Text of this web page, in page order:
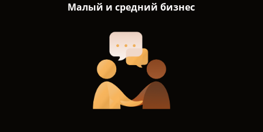
Малый и средний бизнес